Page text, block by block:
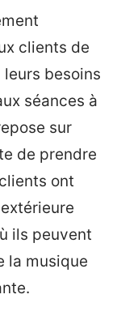
clients de
besoins
séances à
sur
de prendre
ont
ils peuvent
la musique